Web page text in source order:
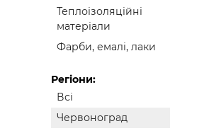
Теплоізоляційні
матеріали
Фарби, емалі, лаки
Регіони:
Всі
Червоноград